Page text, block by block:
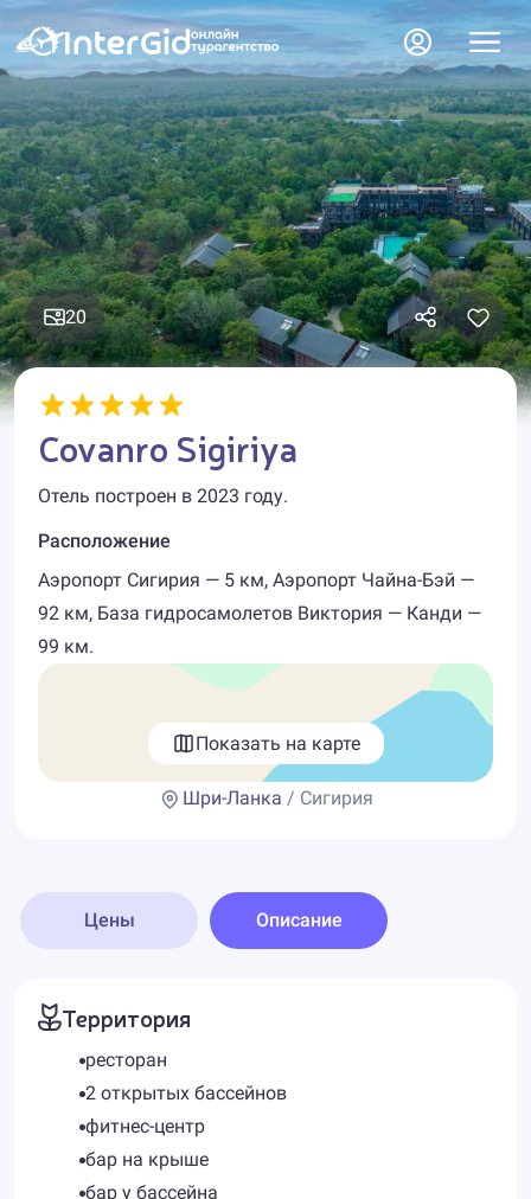
20
Covanro Sigiriya
Отель построен в 2023 году.
Расположение
Аэропорт Сигирия — 5 км, Аэропорт Чайна-Бэй —
92 км, База гидросамолетов Виктория — Канди —
99 км.
Показать на карте
Шри-Ланка / Сигирия
Цены Описание
Территория
ресторан
2 открытых бассейнов
фитнес-центр
бар на крыше
бар у бассейна